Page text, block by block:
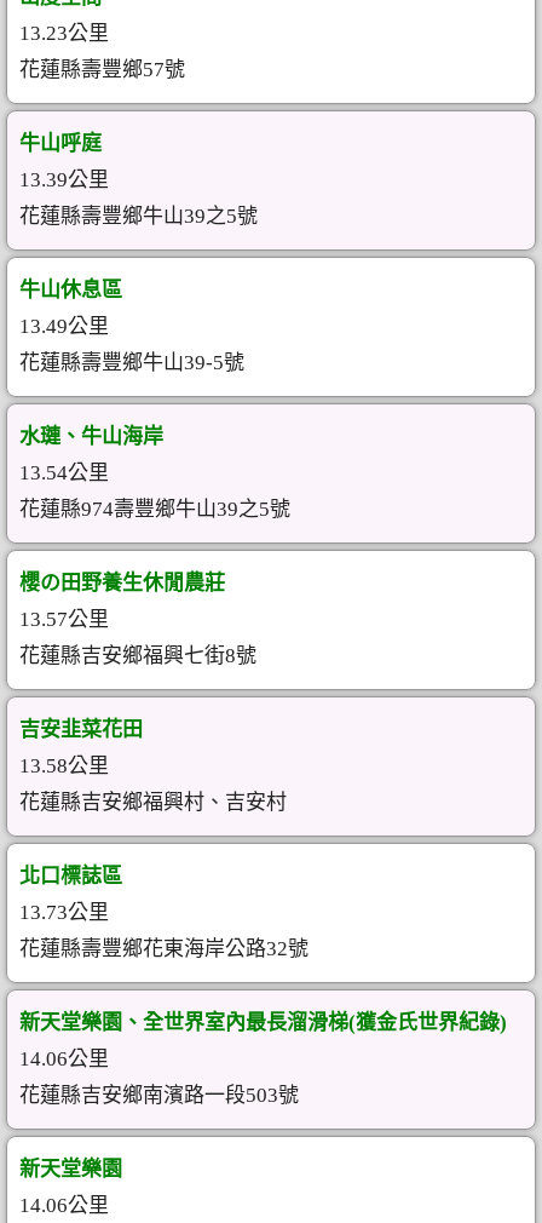
13.23公里
花蓮縣壽豐鄉57號
牛山呼庭
13.39公里
花蓮縣壽豐鄉牛山39之5號
牛山休息區
13.49公里
花蓮縣壽豐鄉牛山39-5號
水璉、牛山海岸
13.54公里
花蓮縣974壽豐鄉牛山39之5號
櫻の田野養生休閒農莊
13.57公里
花蓮縣吉安鄉福興七街8號
吉安韭菜花田
13.58公里
花蓮縣吉安鄉福興村、吉安村
北口標誌區
13.73公里
花蓮縣壽豐鄉花東海岸公路32號
新天堂樂園、全世界室內最長溜滑梯(獲金氏世界紀錄)
14.06公里
花蓮縣吉安鄉南濱路一段503號
新天堂樂園
14.06公里